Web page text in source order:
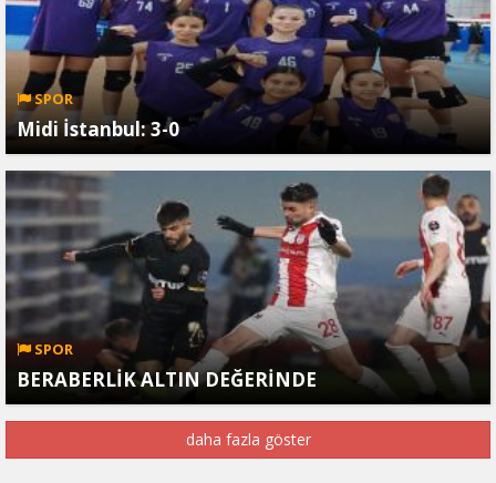
SPOR
Midi İstanbul: 3-0
SPOR
BERABERLİK ALTIN DEĞERİNDE
daha fazla göster